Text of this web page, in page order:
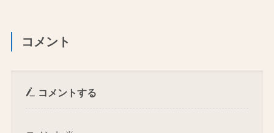
コメント
コメントする